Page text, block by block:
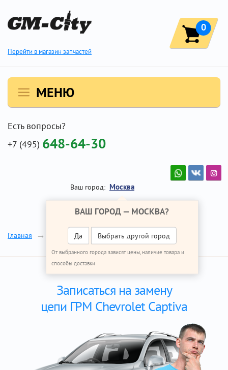
Перейти в магазин запчастей
0
МЕНЮ
Есть вопросы?
+7 (495) 648-64-30
Ваш город: Москва
ВАШ ГОРОД — МОСКВА?
Да Выбрать другой город
От выбранного города зависят цены, наличие товара и
способы доставки
Главная Ремонт Шевроле Каптива Цепь ГРМ
Записаться на замену
цепи ГРМ Chevrolet Captiva